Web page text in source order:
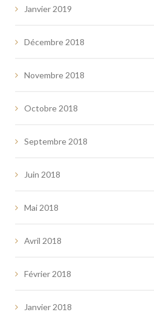
Janvier 2019
Décembre 2018
Novembre 2018
Octobre 2018
Septembre 2018
Juin 2018
Mai 2018
Avril 2018
Février 2018
Janvier 2018